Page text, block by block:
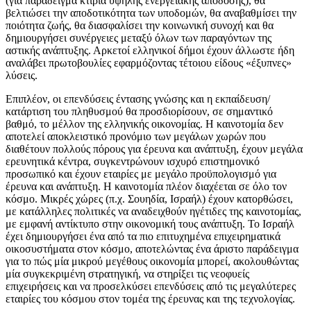
βελτιώσει την αποδοτικότητα των υποδομών, θα αναβαθμίσει την
ποιότητα ζωής, θα διασφαλίσει την κοινωνική συνοχή και θα
δημιουργήσει συνέργειες μεταξύ όλων των παραγόντων της
αστικής ανάπτυξης. Αρκετοί ελληνικοί δήμοι έχουν άλλωστε ήδη
αναλάβει πρωτοβουλίες εφαρμόζοντας τέτοιου είδους «έξυπνες»
λύσεις.
Επιπλέον, οι επενδύσεις έντασης γνώσης και η εκπαίδευση/
κατάρτιση του πληθυσμού θα προσδιορίσουν, σε σημαντικό
βαθμό, το μέλλον της ελληνικής οικονομίας. Η καινοτομία δεν
αποτελεί αποκλειστικό προνόμιο των μεγάλων χωρών που
διαθέτουν πολλούς πόρους για έρευνα και ανάπτυξη, έχουν μεγάλα
ερευνητικά κέντρα, συγκεντρώνουν ισχυρό επιστημονικό
προσωπικό και έχουν εταιρίες με μεγάλο προϋπολογισμό για
έρευνα και ανάπτυξη. Η καινοτομία πλέον διαχέεται σε όλο τον
κόσμο. Μικρές χώρες (π.χ. Σουηδία, Ισραήλ) έχουν κατορθώσει,
με κατάλληλες πολιτικές να αναδειχθούν ηγέτιδες της καινοτομίας,
με εμφανή αντίκτυπο στην οικονομική τους ανάπτυξη. Το Ισραήλ
έχει δημιουργήσει ένα από τα πιο επιτυχημένα επιχειρηματικά
οικοσυστήματα στον κόσμο, αποτελώντας ένα άριστο παράδειγμα
για το πώς μία μικρού μεγέθους οικονομία μπορεί, ακολουθώντας
μία συγκεκριμένη στρατηγική, να στηρίξει τις νεοφυείς
επιχειρήσεις και να προσελκύσει επενδύσεις από τις μεγαλύτερες
εταιρίες του κόσμου στον τομέα της έρευνας και της τεχνολογίας.